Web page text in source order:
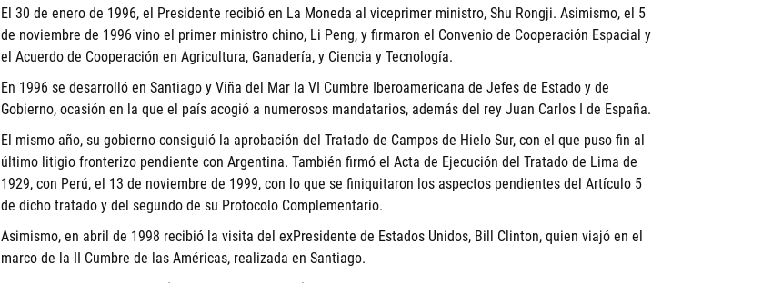
El 30 de enero de 1996, el Presidente recibió en La Moneda al viceprimer ministro, Shu Rongji. Asimismo, el 5
de noviembre de 1996 vino el primer ministro chino, Li Peng, y firmaron el Convenio de Cooperación Espacial y
el Acuerdo de Cooperación en Agricultura, Ganadería, y Ciencia y Tecnología.
En 1996 se desarrolló en Santiago y Viña del Mar la VI Cumbre Iberoamericana de Jefes de Estado y de
Gobierno, ocasión en la que el país acogió a numerosos mandatarios, además del rey Juan Carlos I de España.
El mismo año, su gobierno consiguió la aprobación del Tratado de Campos de Hielo Sur, con el que puso fin al
último litigio fronterizo pendiente con Argentina. También firmó el Acta de Ejecución del Tratado de Lima de
1929, con Perú, el 13 de noviembre de 1999, con lo que se finiquitaron los aspectos pendientes del Artículo 5
de dicho tratado y del segundo de su Protocolo Complementario.
Asimismo, en abril de 1998 recibió la visita del exPresidente de Estados Unidos, Bill Clinton, quien viajó en el
marco de la II Cumbre de las Américas, realizada en Santiago.